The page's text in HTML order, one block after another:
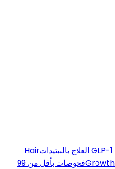
GLP- العلاج بالببتيداتHair
فحوصات بأقل من 99